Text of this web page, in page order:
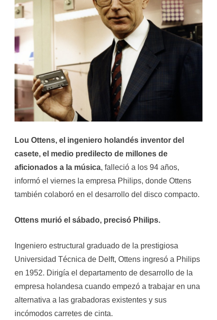
Lou Ottens, el ingeniero holandés inventor del
casete, el medio predilecto de millones de
aficionados a la música, falleció a los 94 años,
informó el viernes la empresa Philips, donde Ottens
también colaboró en el desarrollo del disco compacto.
Ottens murió el sábado, precisó Philips.
Ingeniero estructural graduado de la prestigiosa
Universidad Técnica de Delft, Ottens ingresó a Philips
en 1952. Dirigía el departamento de desarrollo de la
empresa holandesa cuando empezó a trabajar en una
alternativa a las grabadoras existentes y sus
incómodos carretes de cinta.